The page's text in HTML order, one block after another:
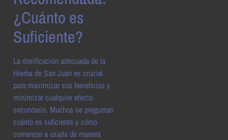
¿Cuánto es
Suficiente?
La dosificación adecuada de la
Hierba de San Juan es crucial
para maximizar sus beneficios y
minimizar cualquier efecto
secundario. Muchos se preguntan
cuánto es suficiente y cómo
comenzar a usarla de manera